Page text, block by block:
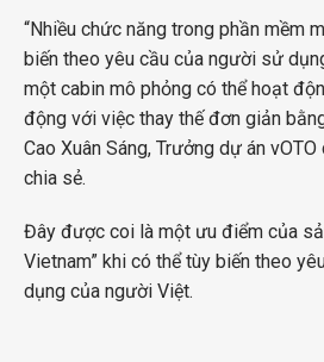
“Nhiều chức năng trong phần mềm
biến theo yêu cầu của người sử
một cabin mô phỏng có thể hoạt
động với việc thay thế đơn giản
Cao Xuân Sáng, Trưởng dự án
chia sẻ.
Đây được coi là một ưu điểm của
Vietnam” khi có thể tùy biến theo
dụng của người Việt.